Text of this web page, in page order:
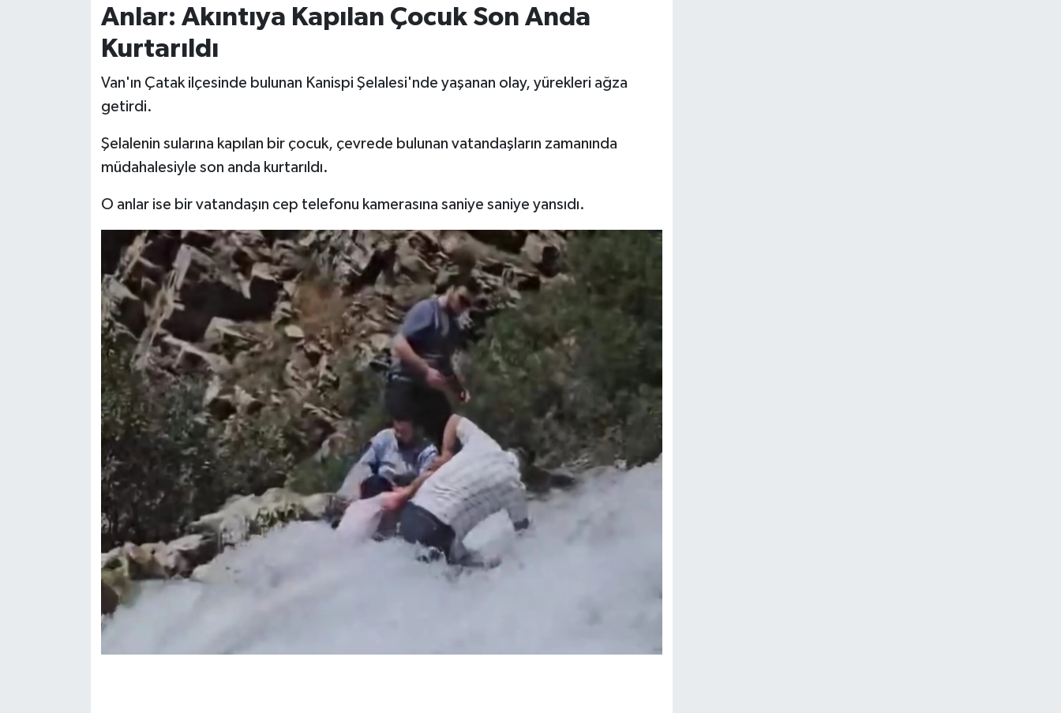
Anlar: Akıntıya Kapılan Çocuk Son Anda
Kurtarıldı
Van'ın Çatak ilçesinde bulunan Kanispi Şelalesi'nde yaşanan olay, yürekleri ağza
getirdi.
Şelalenin sularına kapılan bir çocuk, çevrede bulunan vatandaşların zamanında
müdahalesiyle son anda kurtarıldı.
O anlar ise bir vatandaşın cep telefonu kamerasına saniye saniye yansıdı.